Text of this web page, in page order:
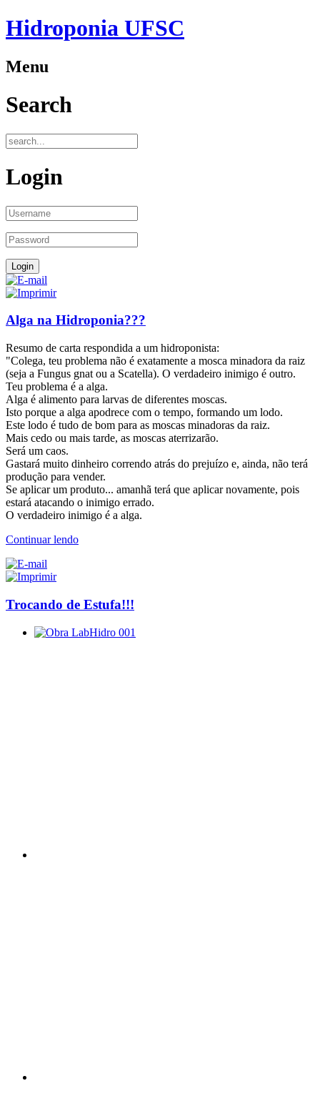
Hidroponia UFSC
Menu
Search
Login
Alga na Hidroponia???
Resumo de carta respondida a um hidroponista:
"Colega, teu problema não é exatamente a mosca minadora da raiz
(seja a Fungus gnat ou a Scatella). O verdadeiro inimigo é outro.
Teu problema é a alga.
Alga é alimento para larvas de diferentes moscas.
Isto porque a alga apodrece com o tempo, formando um lodo.
Este lodo é tudo de bom para as moscas minadoras da raiz.
Mais cedo ou mais tarde, as moscas aterrizarão.
Será um caos.
Gastará muito dinheiro correndo atrás do prejuízo e, ainda, não terá
produção para vender.
Se aplicar um produto... amanhã terá que aplicar novamente, pois
estará atacando o inimigo errado.
O verdadeiro inimigo é a alga.
Continuar lendo
Trocando de Estufa!!!